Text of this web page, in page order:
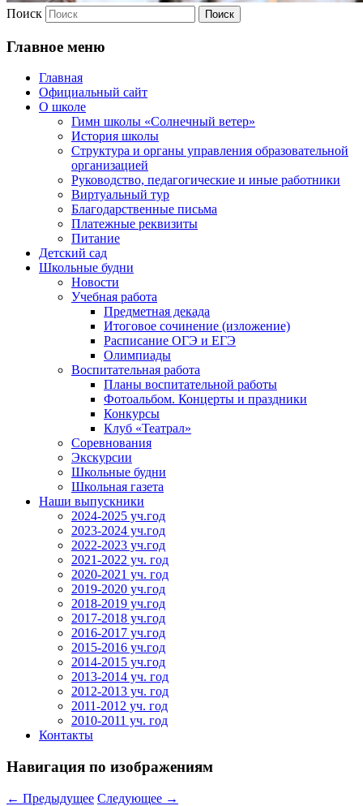
Поиск
Главное меню
Главная
Официальный сайт
О школе
Гимн школы «Солнечный ветер»
История школы
Структура и органы управления образовательной
организацией
Руководство, педагогические и иные работники
Виртуальный тур
Благодарственные письма
Платежные реквизиты
Питание
Детский сад
Школьные будни
Новости
Учебная работа
Предметная декада
Итоговое сочинение (изложение)
Расписание ОГЭ и ЕГЭ
Олимпиады
Воспитательная работа
Планы воспитательной работы
Фотоальбом. Концерты и праздники
Конкурсы
Клуб «Театрал»
Соревнования
Экскурсии
Школьные будни
Школьная газета
Наши выпускники
2024-2025 уч.год
2023-2024 уч.год
2022-2023 уч.год
2021-2022 уч. год
2020-2021 уч. год
2019-2020 уч.год
2018-2019 уч.год
2017-2018 уч.год
2016-2017 уч.год
2015-2016 уч.год
2014-2015 уч.год
2013-2014 уч. год
2012-2013 уч. год
2011-2012 уч. год
2010-2011 уч. год
Контакты
Навигация по изображениям
← Предыдущее Следующее →